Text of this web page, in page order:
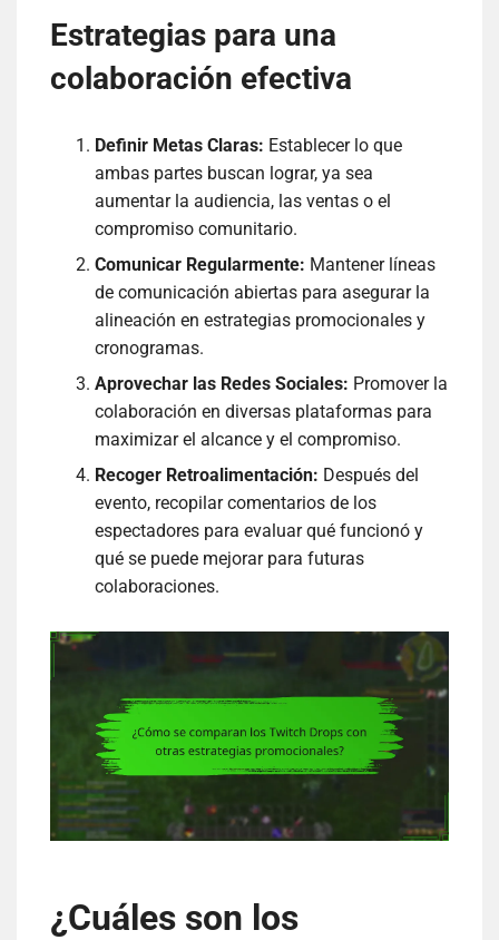
Estrategias para una
colaboración efectiva
Definir Metas Claras: Establecer lo que
ambas partes buscan lograr, ya sea
aumentar la audiencia, las ventas o el
compromiso comunitario.
Comunicar Regularmente: Mantener líneas
de comunicación abiertas para asegurar la
alineación en estrategias promocionales y
cronogramas.
Aprovechar las Redes Sociales: Promover la
colaboración en diversas plataformas para
maximizar el alcance y el compromiso.
Recoger Retroalimentación: Después del
evento, recopilar comentarios de los
espectadores para evaluar qué funcionó y
qué se puede mejorar para futuras
colaboraciones.
¿Cuáles son los